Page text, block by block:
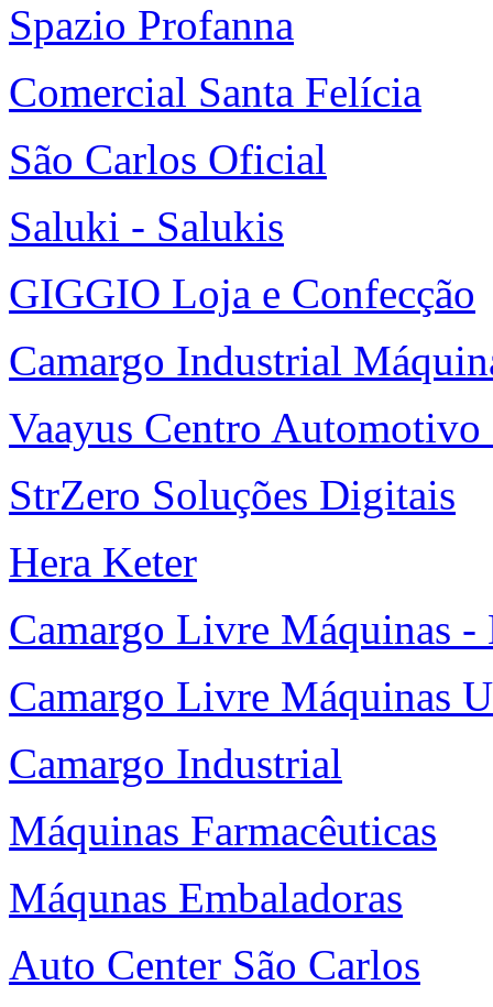
Spazio Profanna
Comercial Santa Felícia
São Carlos Oficial
Saluki - Salukis
GIGGIO Loja e Confecção
Camargo Industrial
Vaayus Centro Automotivo
StrZero Soluções Digitais
Hera Keter
Camargo Livre Máquinas -
Camargo Livre Máquinas
Camargo Industrial
Máquinas Farmacêuticas
Máqunas Embaladoras
Auto Center São Carlos